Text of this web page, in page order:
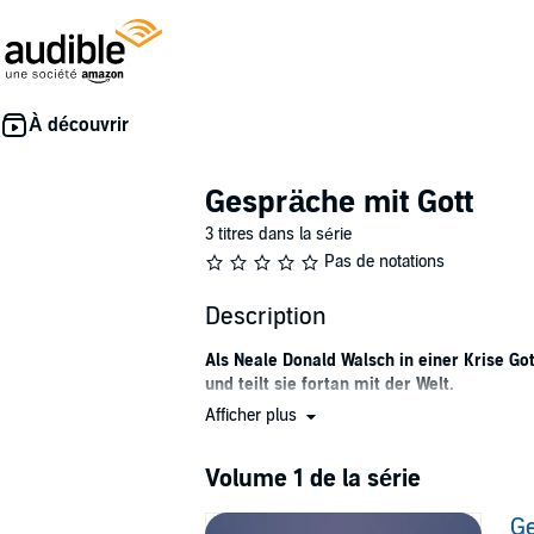
Gespräche mit Gott
3 titres dans la série
Pas de notations
Description
Als Neale Donald Walsch in einer Krise
und teilt sie fortan mit der Welt.
Im Frühjahr 1992 zieht Neale Donald
werde ich in meinen Beziehungen nicht
Während Walsch Gott all seine Fragen
Afficher plus
Volume 1 de la série